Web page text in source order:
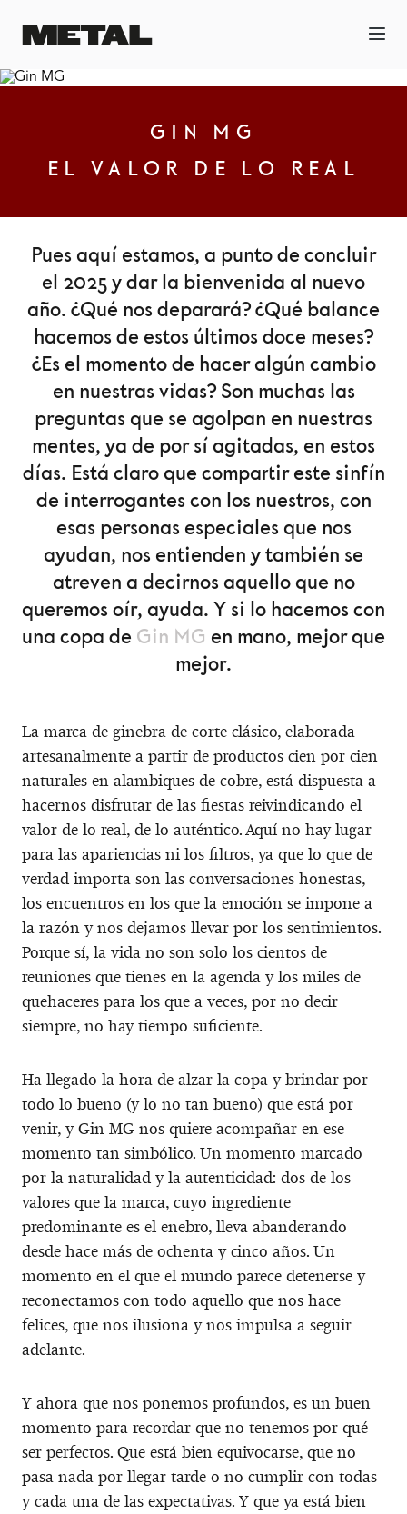
GIN MG
EL VALOR DE LO REAL
Pues aquí estamos, a punto de concluir
el 2025 y dar la bienvenida al nuevo
año. ¿Qué nos deparará? ¿Qué balance
hacemos de estos últimos doce meses?
¿Es el momento de hacer algún cambio
en nuestras vidas? Son muchas las
preguntas que se agolpan en nuestras
mentes, ya de por sí agitadas, en estos
días. Está claro que compartir este sinfín
de interrogantes con los nuestros, con
esas personas especiales que nos
ayudan, nos entienden y también se
atreven a decirnos aquello que no
queremos oír, ayuda. Y si lo hacemos con
una copa de Gin MG en mano, mejor que
mejor.
La marca de ginebra de corte clásico, elaborada
artesanalmente a partir de productos cien por cien
naturales en alambiques de cobre, está dispuesta a
hacernos disfrutar de las fiestas reivindicando el
valor de lo real, de lo auténtico. Aquí no hay lugar
para las apariencias ni los filtros, ya que lo que de
verdad importa son las conversaciones honestas,
los encuentros en los que la emoción se impone a
la razón y nos dejamos llevar por los sentimientos.
Porque sí, la vida no son solo los cientos de
reuniones que tienes en la agenda y los miles de
quehaceres para los que a veces, por no decir
siempre, no hay tiempo suficiente.
Ha llegado la hora de alzar la copa y brindar por
todo lo bueno (y lo no tan bueno) que está por
venir, y Gin MG nos quiere acompañar en ese
momento tan simbólico. Un momento marcado
por la naturalidad y la autenticidad: dos de los
valores que la marca, cuyo ingrediente
predominante es el enebro, lleva abanderando
desde hace más de ochenta y cinco años. Un
momento en el que el mundo parece detenerse y
reconectamos con todo aquello que nos hace
felices, que nos ilusiona y nos impulsa a seguir
adelante.
Y ahora que nos ponemos profundos, es un buen
momento para recordar que no tenemos por qué
ser perfectos. Que está bien equivocarse, que no
pasa nada por llegar tarde o no cumplir con todas
y cada una de las expectativas. Y que ya está bien